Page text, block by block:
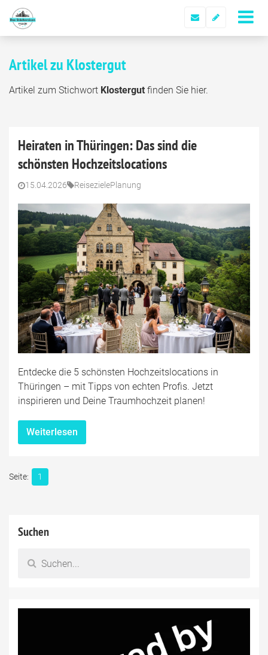
Artikel zu Klostergut
Artikel zum Stichwort Klostergut finden Sie hier.
Heiraten in Thüringen: Das sind die
schönsten Hochzeitslocations
15.04.2026 ReisezielePlanung
Entdecke die 5 schönsten Hochzeitslocations in
Thüringen – mit Tipps von echten Profis. Jetzt
inspirieren und Deine Traumhochzeit planen!
Weiterlesen
1
Suchen